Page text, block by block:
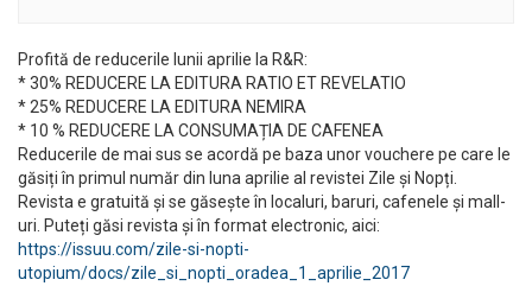
Profită de reducerile lunii aprilie la R&R:
* 30% REDUCERE LA EDITURA RATIO ET REVELATIO
* 25% REDUCERE LA EDITURA NEMIRA
* 10 % REDUCERE LA CONSUMAȚIA DE CAFENEA
Reducerile de mai sus se acordă pe baza unor vouchere pe care le
găsiți în primul număr din luna aprilie al revistei Zile și Nopți.
Revista e gratuită și se găsește în localuri, baruri, cafenele și mall-
uri. Puteți găsi revista și în format electronic, aici:
https://issuu.com/zile-si-nopti-
utopium/docs/zile_si_nopti_oradea_1_aprilie_2017